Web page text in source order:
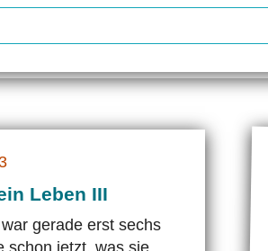
Leben III
gerade erst sechs